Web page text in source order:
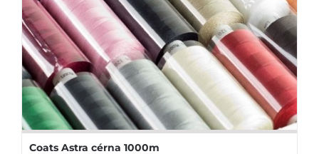
Coats Astra cérna 1000m